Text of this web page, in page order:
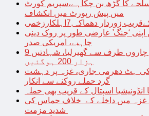
کا گڑھ بن چکاہے،سپریم کورٹ
میں پیش رپورٹ میں انکشاف
دھماکہ,7اہلکارزخمی
اپنی ‘جنگ’ عارضی طور پر روک دینی
چاہیے، امریکی صدر
اسرائیل نے غزہ کو چاروں طرف سے گھیرلیا، شہادتیں 9
ہزار 200 ہوگئیں
کی ہٹ دھرمی جاری، غزہ پر دہشت
گرد حملے روکنے سے انکار
انڈونیشیا اسپتال کے قریب بھی حملہ
غزہ میں داخلے کے خلاف حماس کی